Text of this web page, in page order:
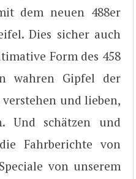
dem neuen 488er
Dies sicher auch
Form des 458
wahren Gipfel der
und lieben,
Und schätzen und
Fahrberichte von
von unserem